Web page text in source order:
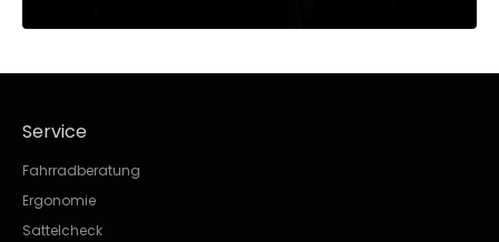
Service
Fahrradberatung
Ergonomie
Sattelcheck